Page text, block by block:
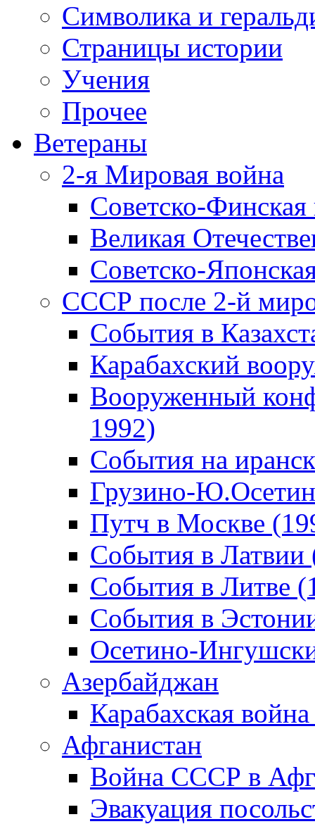
Символика и
Страницы истории
Учения
Прочее
Ветераны
2-я Мировая война
Советско-
Великая
Советско-
СССР после 2-й
События в
Карабахский
Вооруженный
1992)
События на
Грузино-
Путч в Москве
События в Латвии
События в Литве
События в
Осетино-
Азербайджан
Карабахская
Афганистан
Война СССР в
Эвакуация